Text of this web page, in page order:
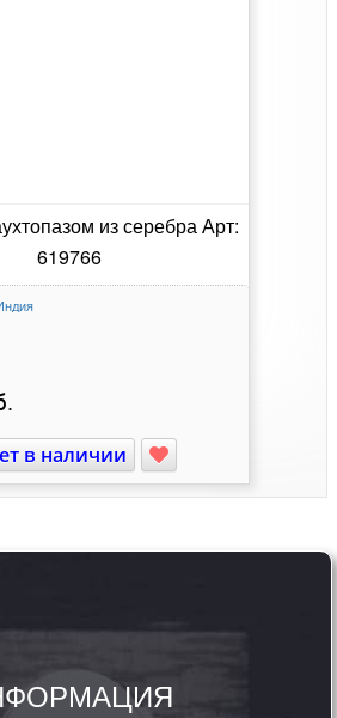
из серебра Арт:
619766
в наличии